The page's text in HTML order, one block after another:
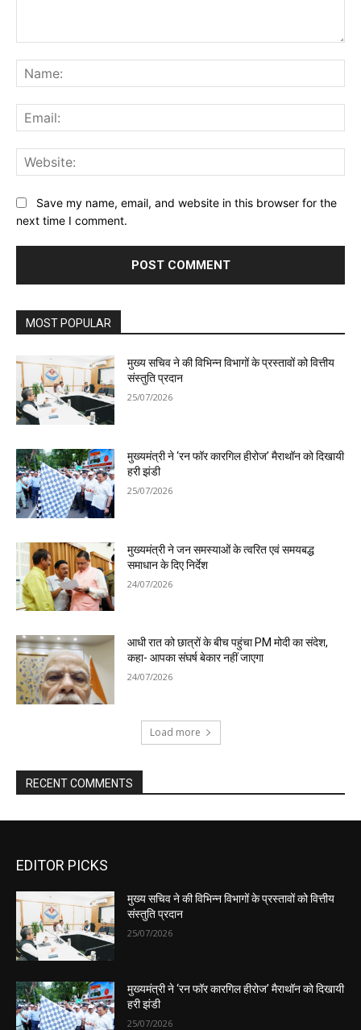
EDITOR PICKS
मुख्य सचिव ने की विभिन्न विभागों के प्रस्तावों को वित्तीय
संस्तुति प्रदान
25/07/2026
मुख्यमंत्री ने ‘रन फॉर कारगिल हीरोज’ मैराथॉन को दिखायी
हरी झंडी
25/07/2026